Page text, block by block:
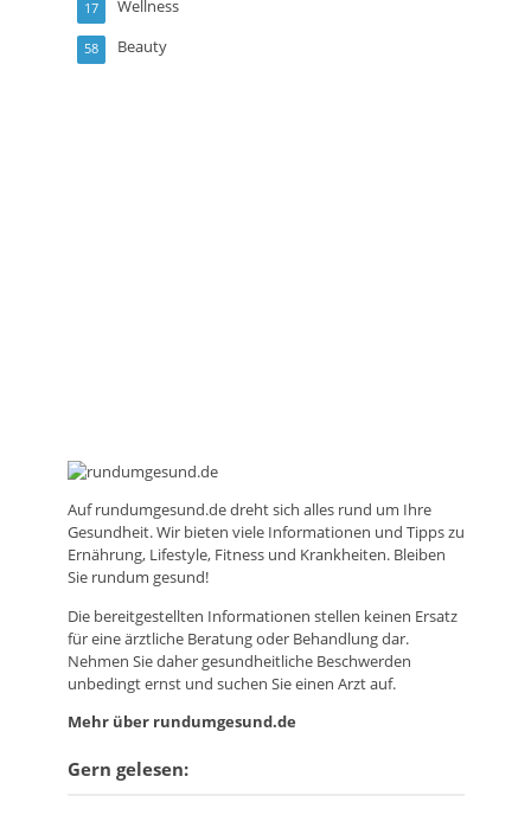
Wellness
17
Beauty
58
Aufrundumgesund.dedreht sich alles rund um Ihre
Gesundheit. Wir bieten viele Informationen und Tipps zu
Ernährung, Lifestyle, Fitness und Krankheiten. Bleiben
Sie rundum gesund!
Die bereitgestellten Informationen stellen keinen Ersatz
für eine ärztliche Beratung oder Behandlung dar.
Nehmen Sie daher gesundheitliche Beschwerden
unbedingt ernst und suchen Sie einen Arzt auf.
Mehr über rundumgesund.de
Gern gelesen: